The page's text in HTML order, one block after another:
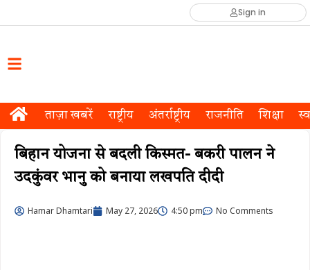
Sign in
ताज़ा खबरें राष्ट्रीय अंतर्राष्ट्रीय राजनीति शिक्षा
बिहान योजना से बदली किस्मत- बकरी पालन ने
उदकुंवर भानु को बनाया लखपति दीदी
Hamar Dhamtari May 27, 2026 4:50 pm No Comments